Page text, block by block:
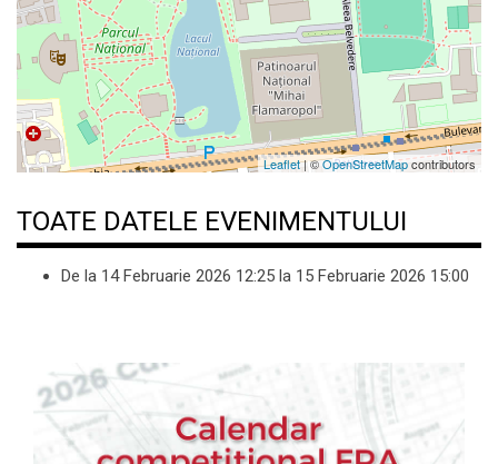
Leaflet| ©OpenStreetMapcontributors
TOATE DATELE EVENIMENTULUI
De la 14 Februarie 2026 12:25 la 15 Februarie 2026 15:00